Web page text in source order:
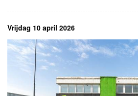
Vrijdag 10 april 2026